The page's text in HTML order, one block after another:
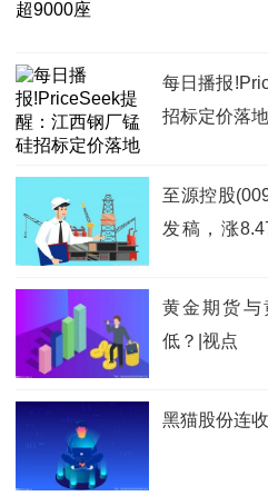
每日播报
招标定价落地
至源控股
发稿，涨
黄金期货与
低？|视点
黑猫股份连